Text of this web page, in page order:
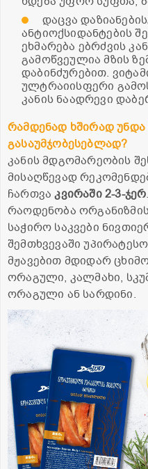
დაცვა
ანტიოქსიდანტების
ეხმარება ებრძვის
გამოწვეულია მზის
დაბინძურებით.
ულტრაიისფერი
კანის ნაადრევი
რამდენად ხშირად უნდა
გასაუმჯობესებლად?
კანის მდგომარეობის
მისაღწევად
ჩართვაკვირაში 2-3-ჯერ
რაოდენობა
საჭირო საკვები
შემთხვევაში
მჟავებით მდიდარ
ორაგული, კალმახი,
ორაგული ან სარდინი.